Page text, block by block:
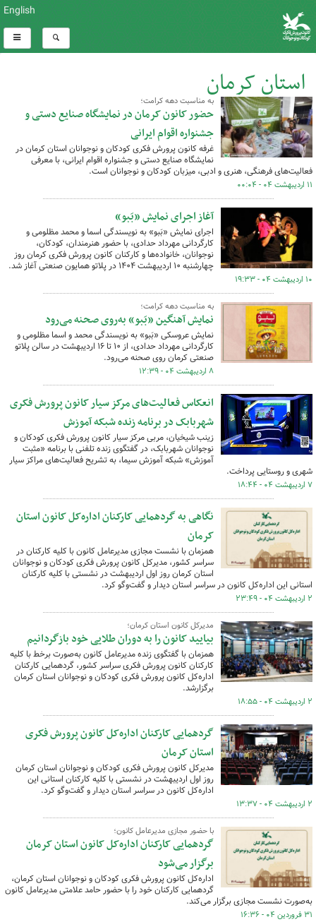
English
استان کرمان
کل اخبار:1110
به مناسبت دهه کرامت؛
حضور کانون کرمان در نمایشگاه صنایع دستی و
جشنواره اقوام ایرانی
غرفه کانون پرورش فکری کودکان و نوجوانان استان کرمان در
نمایشگاه صنایع دستی و جشنواره اقوام ایرانی، با معرفی
فعالیت‌های فرهنگی، هنری و ادبی، میزبان کودکان و نوجوانان است.
۱۱ اردیبهشت ۰۴ - ۰۰:۰۴
آغاز اجرای نمایش «بَبو»
اجرای نمایش «بَبو» به نویسندگی اسما و محمد مظلومی و
کارگردانی مهرداد حدادی، با حضور هنرمندان، کودکان،
نوجوانان، خانواده‌ها و کارکنان کانون پرورش فکری کرمان روز
چهارشنبه ۱۰ اردیبهشت ۱۴۰۴ در پلاتو همایون صنعتی آغاز شد.
۱۰ اردیبهشت ۰۴ - ۱۹:۳۳
به مناسبت دهه کرامت؛
نمایش آهنگین «بَبو» به‌روی صحنه می‌رود
نمایش عروسکی «بَبو» به نویسندگی محمد و اسما مظلومی و
کارگردانی مهرداد حدادی، از ۱۰ تا ۱۶ اردیبهشت در سالن پلاتو
صنعتی کرمان روی صحنه می‌رود.
۸ اردیبهشت ۰۴ - ۱۲:۳۹
انعکاس فعالیت‌های مرکز سیار کانون پرورش فکری
شهربابک در برنامه زنده شبکه آموزش
زینب شیخیان، مربی مرکز سیار کانون پرورش فکری کودکان و
نوجوانان شهربابک، در گفتگوی زنده تلفنی با برنامه «مثبت
آموزش» شبکه آموزش سیما، به تشریح فعالیت‌های مراکز سیار
شهری و روستایی پرداخت.
۷ اردیبهشت ۰۴ - ۱۸:۴۴
نگاهی به گردهمایی کارکنان اداره‌کل کانون استان
کرمان
همزمان با نشست مجازی مدیرعامل کانون با کلیه کارکنان در
سراسر کشور، مدیرکل کانون پرورش فکری کودکان و نوجوانان
استان کرمان روز اول اردیبهشت در نشستی با کلیه کارکنان
استانی این اداره‌کل کانون در سراسر استان دیدار و گفت‌وگو کرد.
۲ اردیبهشت ۰۴ - ۲۳:۴۹
مدیرکل کانون استان کرمان؛
بیایید کانون را به دوران طلایی خود بازگردانیم
همزمان با گفتگوی زنده مدیرعامل کانون به‌صورت برخط با کلیه
کارکنان کانون پرورش فکری سراسر کشور، گردهمایی کارکنان
اداره‌کل کانون پرورش فکری کودکان و نوجوانان استان کرمان
برگزارشد.
۲ اردیبهشت ۰۴ - ۱۸:۵۵
گردهمایی کارکنان اداره‌کل کانون پرورش فکری
استان کرمان
مدیرکل کانون پرورش فکری کودکان و نوجوانان استان کرمان
روز اول اردیبهشت در نشستی با کلیه کارکنان استانی این
اداره‌کل کانون در سراسر استان دیدار و گفت‌وگو کرد.
۲ اردیبهشت ۰۴ - ۱۳:۳۷
با حضور مجازی مدیرعامل کانون؛
گردهمایی کارکنان اداره‌کل کانون استان کرمان
برگزار می‌شود
اداره‌کل کانون پرورش فکری کودکان و نوجوانان استان کرمان،
گردهمایی کارکنان خود را با حضور حامد علامتی مدیرعامل کانون
به‌صورت نشست مجازی برگزار می‌کند.
۳۱ فروردین ۰۴ - ۱۶:۳۶